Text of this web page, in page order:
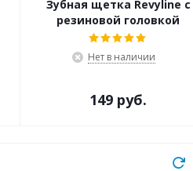
Зубная щетка Revyline с
резиновой головкой
Нет в наличии
149 руб.